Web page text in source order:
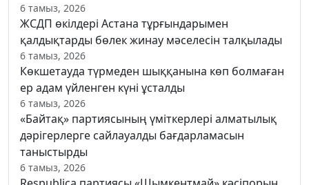
6 тамыз, 2026
ЖСДП өкілдері Астана тұрғындарымен
қалдықтарды бөлек жинау мәселесін талқылады
6 тамыз, 2026
Көкшетауда түрмеден шыққанына көп болмаған
ер адам үйленген күні ұсталды
6 тамыз, 2026
«Байтақ» партиясының үміткерлері алматылық
дәрігерлерге сайлауалды бағдарламасын
таныстырды
6 тамыз, 2026